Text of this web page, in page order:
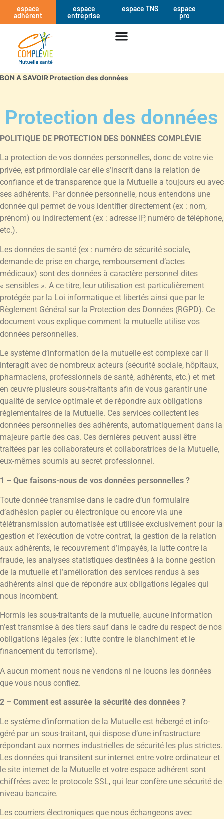
espace
adhérent
espace
entreprise
espace TNS
espace
pro
BON A SAVOIR Protection des données
Protection des données
POLITIQUE DE PROTECTION DES DONNÉES COMPLÉVIE
La protection de vos données personnelles, donc de votre vie
privée, est primordiale car elle s’inscrit dans la relation de
confiance et de transparence que la Mutuelle a toujours eu avec
ses adhérents. Par donnée personnelle, nous entendons une
donnée qui permet de vous identifier directement (ex : nom,
prénom) ou indirectement (ex : adresse IP, numéro de téléphone,
etc.).
Les données de santé (ex : numéro de sécurité sociale,
demande de prise en charge, remboursement d’actes
médicaux) sont des données à caractère personnel dites
« sensibles ». A ce titre, leur utilisation est particulièrement
protégée par la Loi informatique et libertés ainsi que par le
Règlement Général sur la Protection des Données (RGPD). Ce
document vous explique comment la mutuelle utilise vos
données personnelles.
Le système d’information de la mutuelle est complexe car il
interagit avec de nombreux acteurs (sécurité sociale, hôpitaux,
pharmaciens, professionnels de santé, adhérents, etc.) et met
en œuvre plusieurs sous-traitants afin de vous garantir une
qualité de service optimale et de répondre aux obligations
réglementaires de la Mutuelle. Ces services collectent les
données personnelles des adhérents, automatiquement dans la
majeure partie des cas. Ces dernières peuvent aussi être
traitées par les collaborateurs et collaboratrices de la Mutuelle,
eux-mêmes soumis au secret professionnel.
1 – Que faisons-nous de vos données personnelles ?
Toute donnée transmise dans le cadre d’un formulaire
d’adhésion papier ou électronique ou encore via une
télétransmission automatisée est utilisée exclusivement pour la
gestion et l’exécution de votre contrat, la gestion de la relation
aux adhérents, le recouvrement d’impayés, la lutte contre la
fraude, les analyses statistiques destinées à la bonne gestion
de la mutuelle et l’amélioration des services rendus à ses
adhérents ainsi que de répondre aux obligations légales qui
nous incombent.
Hormis les sous-traitants de la mutuelle, aucune information
n’est transmise à des tiers sauf dans le cadre du respect de nos
obligations légales (ex : lutte contre le blanchiment et le
financement du terrorisme).
A aucun moment nous ne vendons ni ne louons les données
que vous nous confiez.
2 – Comment est assurée la sécurité des données ?
Le système d’information de la Mutuelle est hébergé et info-
géré par un sous-traitant, qui dispose d’une infrastructure
répondant aux normes industrielles de sécurité les plus strictes.
Les données qui transitent sur internet entre votre ordinateur et
le site internet de la Mutuelle et votre espace adhérent sont
chiffrées avec le protocole SSL, qui leur confère une sécurité de
niveau bancaire.
Les courriers électroniques que nous échangeons avec